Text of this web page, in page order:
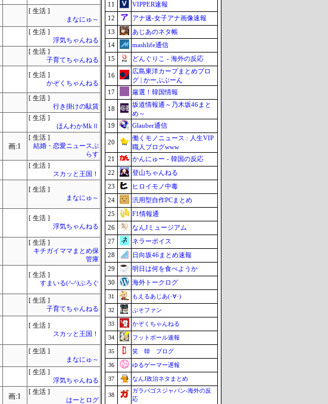
[ 生活 ]
まなにゅ～
[ 生活 ]
浮気ちゃんねる
[ 生活 ]
子育てちゃんねる
[ 生活 ]
かぞくちゃんねる
[ 生活 ]
行き掛けの駄賃
[ 生活 ]
ほんわかMkⅡ
画:1
[ 生活 ]
結婚・恋愛ニュースぷ
らす
[ 生活 ]
スカッと王国！
[ 生活 ]
まなにゅ～
[ 生活 ]
浮気ちゃんねる
[ 生活 ]
キチガイママまとめ保
管庫
[ 生活 ]
すまいる(^-^)ぶろぐ
[ 生活 ]
子育てちゃんねる
[ 生活 ]
スカッと王国！
[ 生活 ]
まなにゅ～
[ 生活 ]
浮気ちゃんねる
画:1
[ 生活 ]
はーとログ
11
VIPPER速報
12
アナ速‐女子アナ画像速報
13
あじあのネタ帳
14
mashlife通信
15
どんぐりこ - 海外の反応
16
広島東洋カープまとめブロ
グ | かーぷぶーん
17
厳選！韓国情報
18
坂道情報通～乃木坂46まと
め～
19
Glauber通信
20
働くモノニュース : 人生VIP
職人ブログwww
21
かんにゅー - 韓国の反応
22
登山ちゃんねる
23
ヒロイモノ中毒
24
汎用型自作PCまとめ
25
F1情報通
26
なんJミュージアム
27
ネラーボイス
28
日向坂46まとめ速報
29
明日は何を食べようか
30
海外トークログ
31 もえるあじあ(･∀･)
32 ぷそファン
33 かぞくちゃんねる
34 フットボール速報
35 笑 韓 ブログ
36 ゆるゲーマー遅報
37 なんJ政治ネタまとめ
38
ガラパゴスジャパン-海外の反
応